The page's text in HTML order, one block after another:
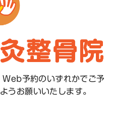
Web予約のいずれかでご予
うお願いいたします。